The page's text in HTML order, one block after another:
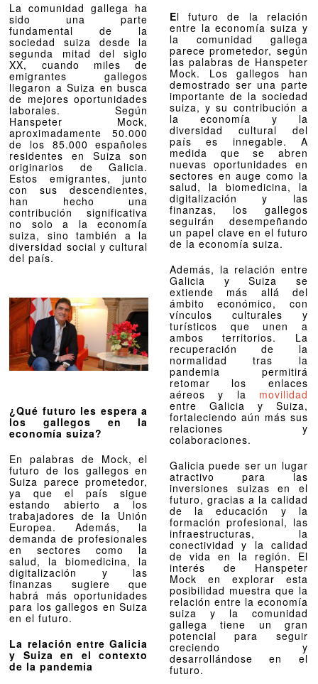
La comunidad gallega ha
sido una parte
fundamental de la
sociedad suiza desde la
segunda mitad del siglo
XX, cuando miles de
emigrantes gallegos
llegaron a Suiza en busca
de mejores oportunidades
laborales. Según
Hanspeter Mock,
aproximadamente 50.000
de los 85.000 españoles
residentes en Suiza son
originarios de Galicia.
Estos emigrantes, junto
con sus descendientes,
han hecho una
contribución significativa
no solo a la economía
suiza, sino también a la
diversidad social y cultural
del país.
¿Qué futuro les espera a
los gallegos en la
economía suiza?
En palabras de Mock, el
futuro de los gallegos en
Suiza parece prometedor,
ya que el país sigue
estando abierto a los
trabajadores de la Unión
Europea. Además, la
demanda de profesionales
en sectores como la
salud, la biomedicina, la
digitalización y las
finanzas sugiere que
habrá más oportunidades
para los gallegos en Suiza
en el futuro.
La relación entre Galicia
y Suiza en el contexto
de la pandemia
El futuro de la relación
entre la economía suiza y
la comunidad gallega
parece prometedor, según
las palabras de Hanspeter
Mock. Los gallegos han
demostrado ser una parte
importante de la sociedad
suiza, y su contribución a
la economía y la
diversidad cultural del
país es innegable. A
medida que se abren
nuevas oportunidades en
sectores en auge como la
salud, la biomedicina, la
digitalización y las
finanzas, los gallegos
seguirán desempeñando
un papel clave en el futuro
de la economía suiza.
Además, la relación entre
Galicia y Suiza se
extiende más allá del
ámbito económico, con
vínculos culturales y
turísticos que unen a
ambos territorios. La
recuperación de la
normalidad tras la
pandemia permitirá
retomar los enlaces
aéreos y la movilidad
entre Galicia y Suiza,
fortaleciendo aún más sus
relaciones y
colaboraciones.
Galicia puede ser un lugar
atractivo para las
inversiones suizas en el
futuro, gracias a la calidad
de la educación y la
formación profesional, las
infraestructuras, la
conectividad y la calidad
de vida en la región. El
interés de Hanspeter
Mock en explorar esta
posibilidad muestra que la
relación entre la economía
suiza y la comunidad
gallega tiene un gran
potencial para seguir
creciendo y
desarrollándose en el
futuro.